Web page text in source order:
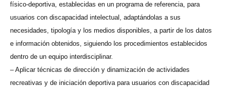
físico-deportiva, establecidas en un programa de referencia, para
usuarios con discapacidad intelectual, adaptándolas a sus
necesidades, tipología y los medios disponibles, a partir de los datos
e información obtenidos, siguiendo los procedimientos establecidos
dentro de un equipo interdisciplinar.
– Aplicar técnicas de dirección y dinamización de actividades
recreativas y de iniciación deportiva para usuarios con discapacidad